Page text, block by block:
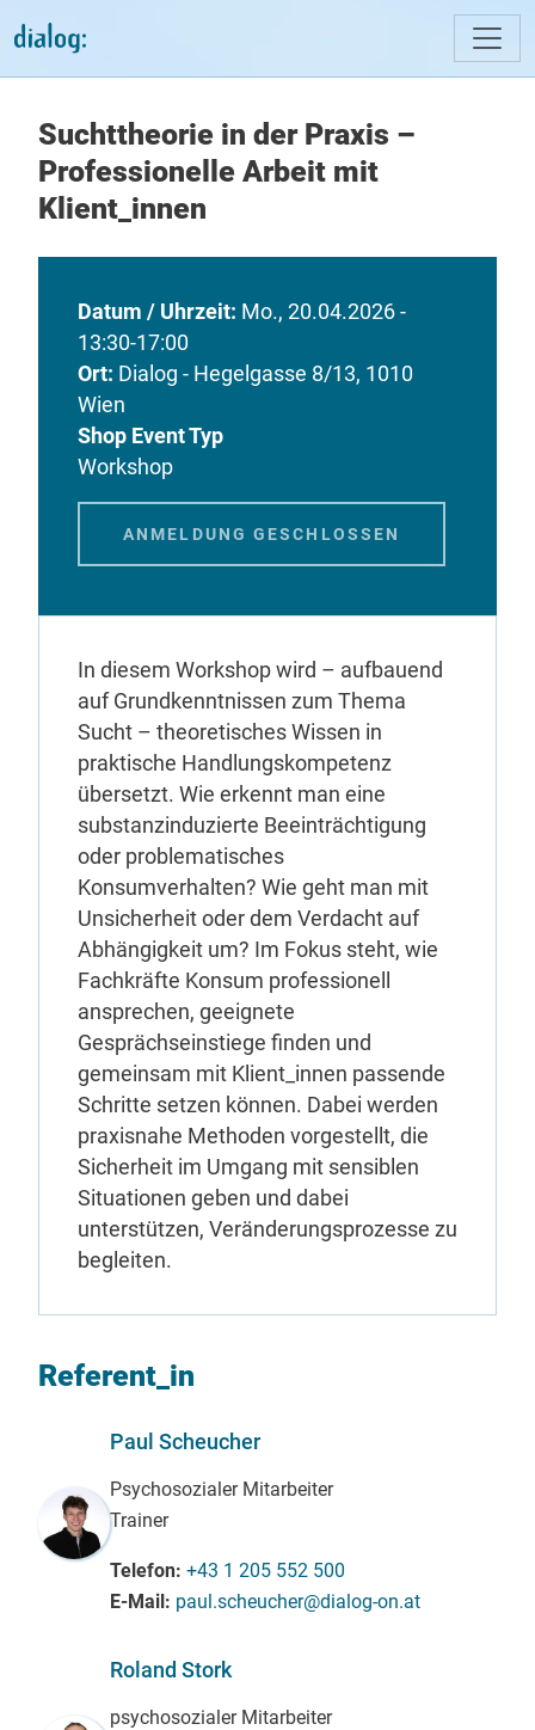
Suchttheorie in der Praxis –
Professionelle Arbeit mit
Klient_innen
Datum / Uhrzeit Mo., 20.04.2026 -
13:30-17:00
Ort Dialog - Hegelgasse 8/13, 1010
Wien
Shop Event Typ
Workshop
ANMELDUNG GESCHLOSSEN
In diesem Workshop wird – aufbauend
auf Grundkenntnissen zum Thema
Sucht – theoretisches Wissen in
praktische Handlungskompetenz
übersetzt. Wie erkennt man eine
substanzinduzierte Beeinträchtigung
oder problematisches
Konsumverhalten? Wie geht man mit
Unsicherheit oder dem Verdacht auf
Abhängigkeit um? Im Fokus steht, wie
Fachkräfte Konsum professionell
ansprechen, geeignete
Gesprächseinstiege finden und
gemeinsam mit Klient_innen passende
Schritte setzen können. Dabei werden
praxisnahe Methoden vorgestellt, die
Sicherheit im Umgang mit sensiblen
Situationen geben und dabei
unterstützen, Veränderungsprozesse zu
begleiten.
Referent_in
Paul Scheucher
Psychosozialer Mitarbeiter
Trainer
Telefon +43 1 205 552 500
E-Mail paul.scheucher@dialog-on.at
Roland Stork
psychosozialer Mitarbeiter